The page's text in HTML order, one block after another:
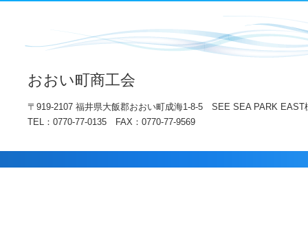
おおい町商工会
〒919-2107 福井県大飯郡おおい町成海1-8-5 SEE SEA PARK EAST
TEL：0770-77-0135 FAX：0770-77-9569